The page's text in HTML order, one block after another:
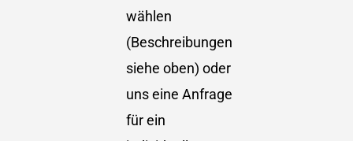
wählen
(Beschreibungen
siehe oben) oder
uns eine Anfrage
für ein